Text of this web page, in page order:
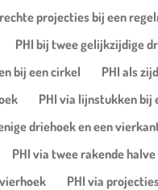
projecties bij een
PHI bij twee gelijkzijdige
bij een cirkel
PHI als
PHI via lijnstukken bij
driehoek en een
PHI via twee rakende
PHI via